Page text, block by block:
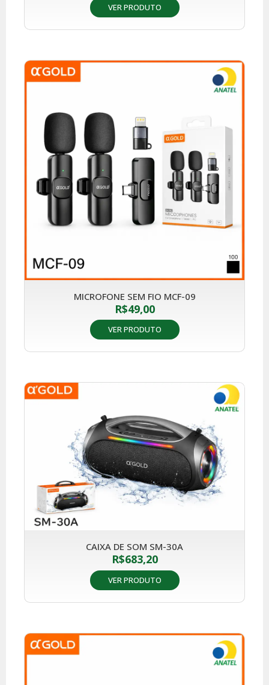
VER PRODUTO
MICROFONE SEM FIO MCF-09
R$49,00
VER PRODUTO
CAIXA DE SOM SM-30A
R$683,20
VER PRODUTO